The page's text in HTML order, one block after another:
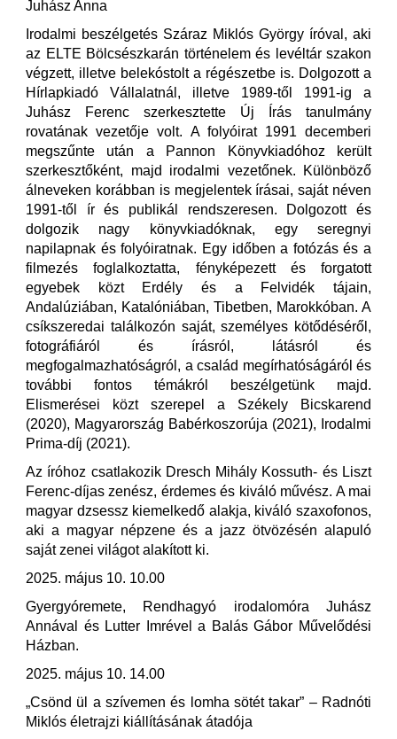
Juhász Anna
Irodalmi beszélgetés Száraz Miklós György íróval, aki
az ELTE Bölcsészkarán történelem és levéltár szakon
végzett, illetve belekóstolt a régészetbe is. Dolgozott a
Hírlapkiadó Vállalatnál, illetve 1989-től 1991-ig a
Juhász Ferenc szerkesztette Új Írás tanulmány
rovatának vezetője volt. A folyóirat 1991 decemberi
megszűnte után a Pannon Könyvkiadóhoz került
szerkesztőként, majd irodalmi vezetőnek. Különböző
álneveken korábban is megjelentek írásai, saját néven
1991-től ír és publikál rendszeresen. Dolgozott és
dolgozik nagy könyvkiadóknak, egy seregnyi
napilapnak és folyóiratnak. Egy időben a fotózás és a
filmezés foglalkoztatta, fényképezett és forgatott
egyebek közt Erdély és a Felvidék tájain,
Andalúziában, Katalóniában, Tibetben, Marokkóban. A
csíkszeredai találkozón saját, személyes kötődéséről,
fotográfiáról és írásról, látásról és
megfogalmazhatóságról, a család megírhatóságáról és
további fontos témákról beszélgetünk majd.
Elismerései közt szerepel a Székely Bicskarend
(2020), Magyarország Babérkoszorúja (2021), Irodalmi
Prima-díj (2021).
Az íróhoz csatlakozik Dresch Mihály Kossuth- és Liszt
Ferenc-díjas zenész, érdemes és kiváló művész. A mai
magyar dzsessz kiemelkedő alakja, kiváló szaxofonos,
aki a magyar népzene és a jazz ötvözésén alapuló
saját zenei világot alakított ki.
2025. május 10. 10.00
Gyergyóremete, Rendhagyó irodalomóra Juhász
Annával és Lutter Imrével a Balás Gábor Művelődési
Házban.
2025. május 10. 14.00
„Csönd ül a szívemen és lomha sötét takar” – Radnóti
Miklós életrajzi kiállításának átadója